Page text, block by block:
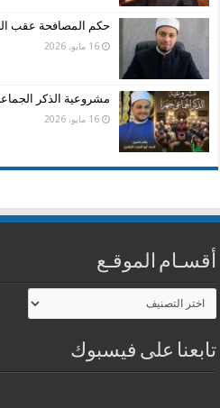
حكم المصافحة عقب
16 مايو، 2026
مشروعية الذكر
16 مايو، 2026
أقسـام الموقـع
أقسـام
الموقـع
تابعنا على فيسبوك